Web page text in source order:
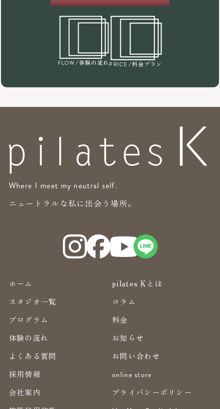
FLOW /体験の流れPRICE /料金プラン
Where I meet my neutral self.
ニュートラルな私に出会う場所。
ホーム
pilates Kとは
スタジオ一覧
コラム
プログラム
料金
体験の流れ
お知らせ
よくある質問
お問い合わせ
採用情報
online store
会社案内
プライバシーポリシー